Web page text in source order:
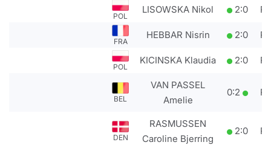
POL
LISOWSKA Nikol 2:0
FRA
HEBBAR Nisrin 2:0
POL
KICINSKA Klaudia 2:0
BEL
VAN PASSEL
Amelie
0:2
DEN
RASMUSSEN
Caroline Bjerring
2:0